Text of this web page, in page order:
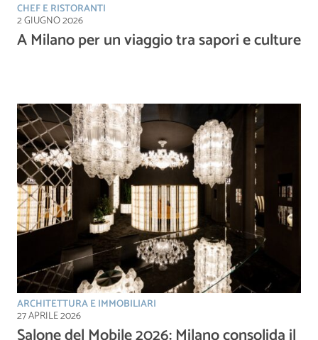
CHEF E RISTORANTI
2 GIUGNO 2026
A Milano per un viaggio tra sapori e culture
ARCHITETTURA E IMMOBILIARI
27 APRILE 2026